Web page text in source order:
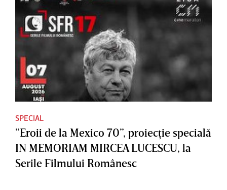
SPECIAL
”Eroii de la Mexico 70”, proiecţie specială
IN MEMORIAM MIRCEA LUCESCU, la
Serile Filmului Românesc